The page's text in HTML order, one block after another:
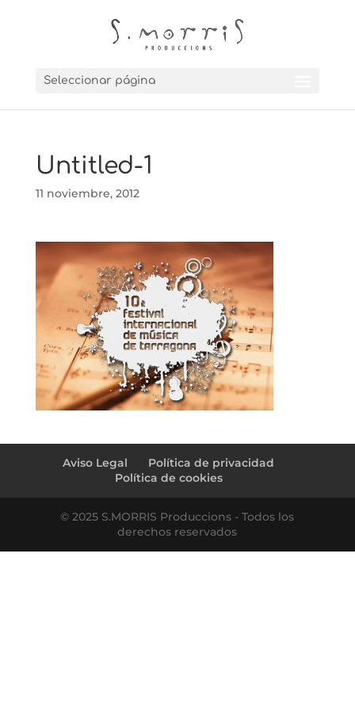
Seleccionar página
Untitled-1
11 noviembre, 2012
Aviso Legal
Política de privacidad
Política de cookies
© 2025 S.MORRIS Produccions - Todos los
derechos reservados